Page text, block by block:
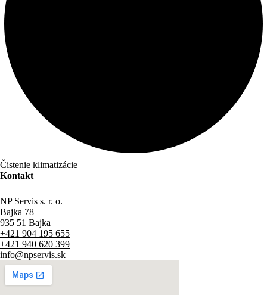
Čistenie klimatizácie
Kontakt
NP Servis s. r. o.
Bajka 78
935 51 Bajka
+421 904 195 655
+421 940 620 399
info@npservis.sk